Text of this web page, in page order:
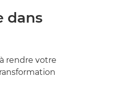
dans
rendre votre